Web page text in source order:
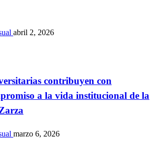
abril 2, 2026
contribuyen con
a la vida institucional de la
marzo 6, 2026